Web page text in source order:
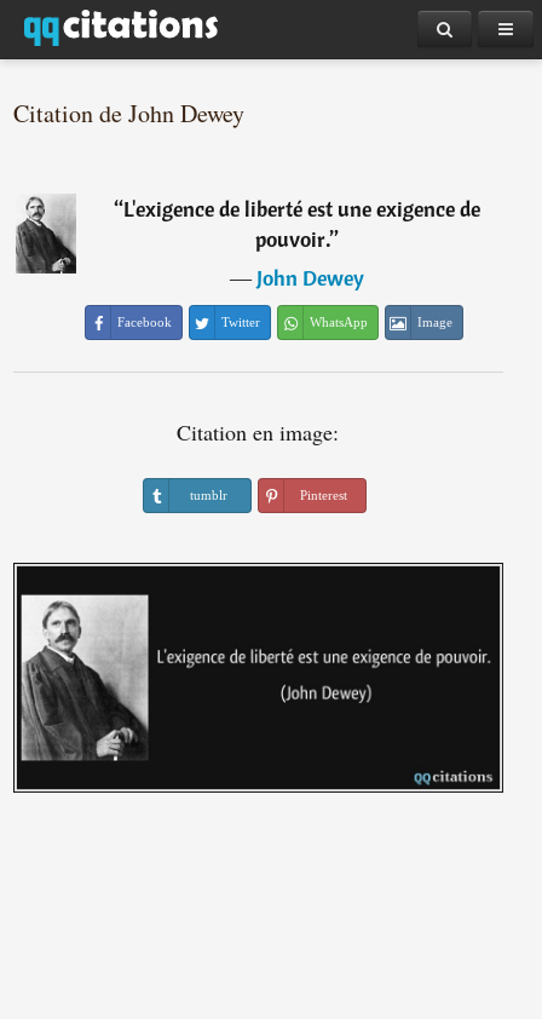
Citation de John Dewey
“L'exigence de liberté est une exigence de
pouvoir.”
―John Dewey
Facebook Twitter WhatsApp Image
Citation en image:
tumblr Pinterest